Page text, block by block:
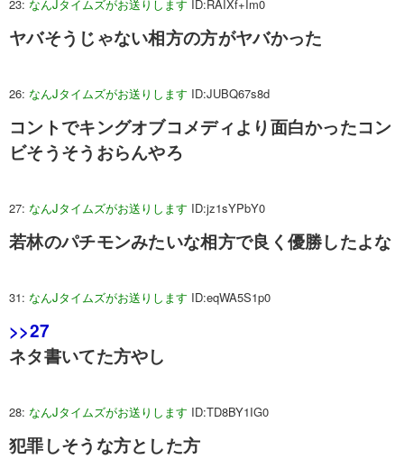
23: なんJタイムズがお送りします ID:RAIXf+Im0
ヤバそうじゃない相方の方がヤバかった
26: なんJタイムズがお送りします ID:JUBQ67s8d
コントでキングオブコメディより面白かったコン
ビそうそうおらんやろ
27: なんJタイムズがお送りします ID:jz1sYPbY0
若林のパチモンみたいな相方で良く優勝したよな
31: なんJタイムズがお送りします ID:eqWA5S1p0
>>27
ネタ書いてた方やし
28: なんJタイムズがお送りします ID:TD8BY1IG0
犯罪しそうな方とした方